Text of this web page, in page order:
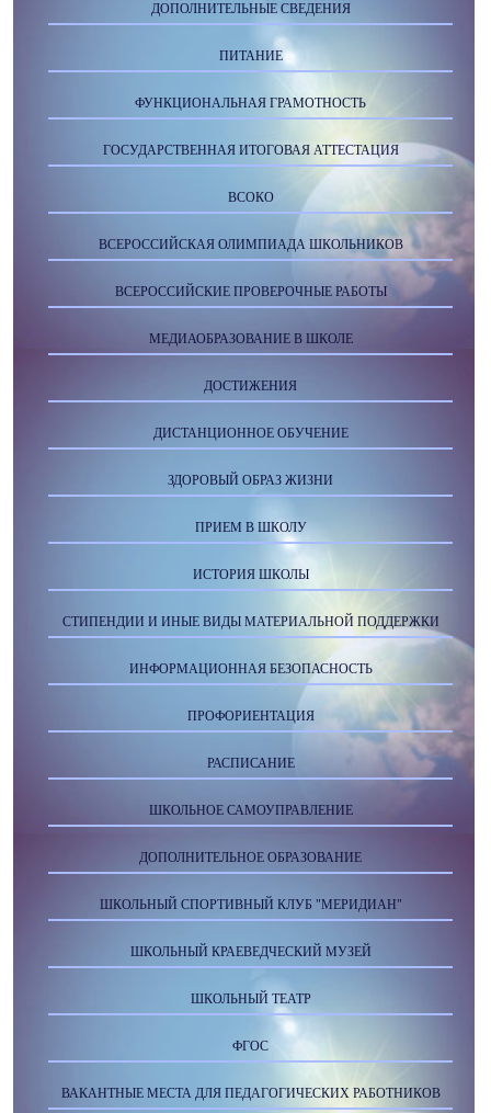
ДОПОЛНИТЕЛЬНЫЕ СВЕДЕНИЯ
ПИТАНИЕ
ФУНКЦИОНАЛЬНАЯ ГРАМОТНОСТЬ
ГОСУДАРСТВЕННАЯ ИТОГОВАЯ АТТЕСТАЦИЯ
ВСОКО
ВСЕРОССИЙСКАЯ ОЛИМПИАДА ШКОЛЬНИКОВ
ВСЕРОССИЙСКИЕ ПРОВЕРОЧНЫЕ РАБОТЫ
МЕДИАОБРАЗОВАНИЕ В ШКОЛЕ
ДОСТИЖЕНИЯ
ДИСТАНЦИОННОЕ ОБУЧЕНИЕ
ЗДОРОВЫЙ ОБРАЗ ЖИЗНИ
ПРИЕМ В ШКОЛУ
ИСТОРИЯ ШКОЛЫ
СТИПЕНДИИ И ИНЫЕ ВИДЫ МАТЕРИАЛЬНОЙ ПОДДЕРЖКИ
ИНФОРМАЦИОННАЯ БЕЗОПАСНОСТЬ
ПРОФОРИЕНТАЦИЯ
РАСПИСАНИЕ
ШКОЛЬНОЕ САМОУПРАВЛЕНИЕ
ДОПОЛНИТЕЛЬНОЕ ОБРАЗОВАНИЕ
ШКОЛЬНЫЙ СПОРТИВНЫЙ КЛУБ "МЕРИДИАН"
ШКОЛЬНЫЙ КРАЕВЕДЧЕСКИЙ МУЗЕЙ
ШКОЛЬНЫЙ ТЕАТР
ФГОС
ВАКАНТНЫЕ МЕСТА ДЛЯ ПЕДАГОГИЧЕСКИХ РАБОТНИКОВ